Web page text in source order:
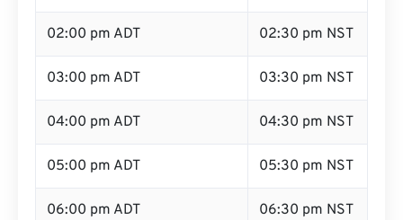
02:00 pm ADT 02:30 pm NST
03:00 pm ADT 03:30 pm NST
04:00 pm ADT 04:30 pm NST
05:00 pm ADT 05:30 pm NST
06:00 pm ADT 06:30 pm NST